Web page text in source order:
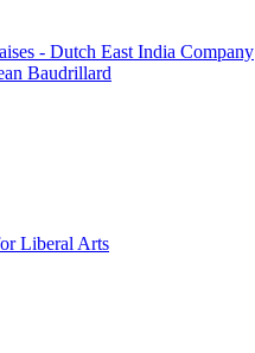
- Dutch East India Company
Baudrillard
Liberal Arts